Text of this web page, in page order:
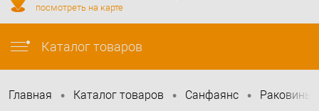
info@felicita-crimea.ru
посмотреть на карте
Каталог товаров
Главная • Каталог товаров • Санфаянс • Раковины